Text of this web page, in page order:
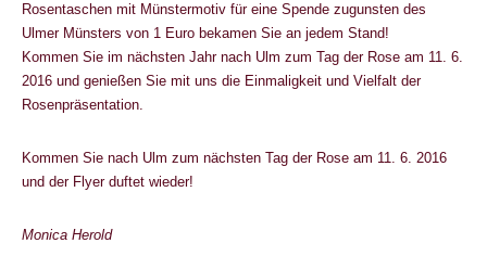
Rosentaschen mit Münstermotiv für eine Spende zugunsten des
Ulmer Münsters von 1 Euro bekamen Sie an jedem Stand!
Kommen Sie im nächsten Jahr nach Ulm zum Tag der Rose am 11. 6.
2016 und genießen Sie mit uns die Einmaligkeit und Vielfalt der
Rosenpräsentation.
Kommen Sie nach Ulm zum nächsten Tag der Rose am 11. 6. 2016
und der Flyer duftet wieder!
Monica Herold